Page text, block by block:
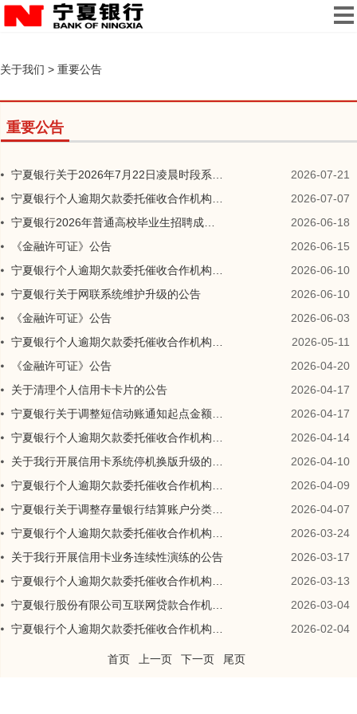
关于我们 > 重要公告
重要公告
宁夏银行关于2026年7月22日凌晨时段系统维护暂停服务的公告
2026-07-21
宁夏银行个人逾期欠款委托催收合作机构信息公告
2026-07-07
宁夏银行2026年普通高校毕业生招聘成绩及拟录用人员名单
2026-06-18
《金融许可证》公告
2026-06-15
宁夏银行个人逾期欠款委托催收合作机构信息公告
2026-06-10
宁夏银行关于网联系统维护升级的公告
2026-06-10
《金融许可证》公告
2026-06-03
宁夏银行个人逾期欠款委托催收合作机构信息公告
2026-05-11
《金融许可证》公告
2026-04-20
关于清理个人信用卡卡片的公告
2026-04-17
宁夏银行关于调整短信动账通知起点金额及交易信息发送规则的公告
2026-04-17
宁夏银行个人逾期欠款委托催收合作机构信息公告
2026-04-14
关于我行开展信用卡系统停机换版升级的公告
2026-04-10
宁夏银行个人逾期欠款委托催收合作机构信息公告
2026-04-09
宁夏银行关于调整存量银行结算账户分类分级的公告
2026-04-07
宁夏银行个人逾期欠款委托催收合作机构信息公告
2026-03-24
关于我行开展信用卡业务连续性演练的公告
2026-03-17
宁夏银行个人逾期欠款委托催收合作机构信息公告
2026-03-13
宁夏银行股份有限公司互联网贷款合作机构公示
2026-03-04
宁夏银行个人逾期欠款委托催收合作机构信息公告
2026-02-04
首页 上一页 下一页 尾页